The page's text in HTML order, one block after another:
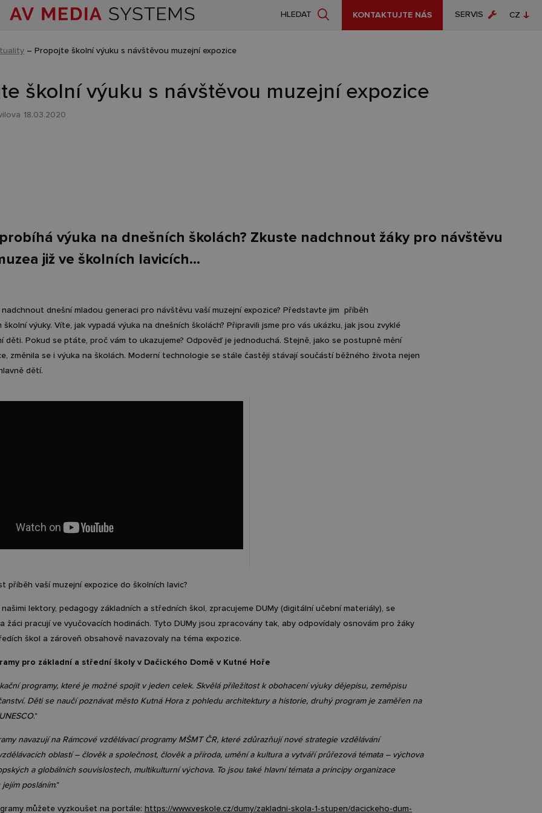
HLEDAT KONTAKTUJTE NÁS SERVIS CZ
– Propojte školní výuku s návštěvou muzejní expozice
školní výuku s návštěvou muzejní expozice
18.03.2020
výuka na dnešních školách? Zkuste nadchnout žáky pro návštěvu
již ve školních lavicích...
dnešní mladou generaci pro návštěvu vaší muzejní expozice? Představte jim příběh
výuky. Víte, jak vypadá výuka na dnešních školách? Připravili jsme pro vás ukázku, jak jsou zvyklé
děti. Pokud se ptáte, proč vám to ukazujeme? Odpověď je jednoduchá. Stejně, jako se postupně mění
změnila se i výuka na školách. Moderní technologie se stále častěji stávají součástí běžného života nejen
dětí.
příběh vaší muzejní expozice do školních lavic?
lektory, pedagogy základních a středních škol, zpracujeme DUMy (digitální učební materiály), se
žáci pracují ve vyučovacích hodinách. Tyto DUMy jsou zpracovány tak, aby odpovídaly osnovám pro žáky
škol a zároveň obsahově navazovaly na téma expozice.
pro základní a střední školy v Dačického Domě v Kutné Hoře
programy, které je možné spojit v jeden celek. Skvělá příležitost k obohacení výuky dějepisu, zeměpisu
Děti se naučí poznávat město Kutná Hora z pohledu architektury a historie, druhý program je zaměřen na
."
navazují naRámcové vzdělávací programy MŠMT ČR, které zdůrazňují nové strategie vzdělávání
oblastí – člověk a společnost, člověk a příroda, umění a kultura a vytváří průřezová témata – výchova
a globálních souvislostech, multikulturní výchova. To jsou také hlavní témata a principy organizace
jejím posláním."
můžete vyzkoušet na portále: https://www.veskole.cz/dumy/zakladni-skola-1-stupen/dacickeho-dum-